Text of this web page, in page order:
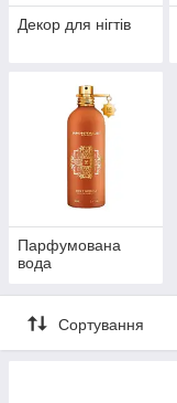
Декор для нігтів
Парфумована
вода
Сортування